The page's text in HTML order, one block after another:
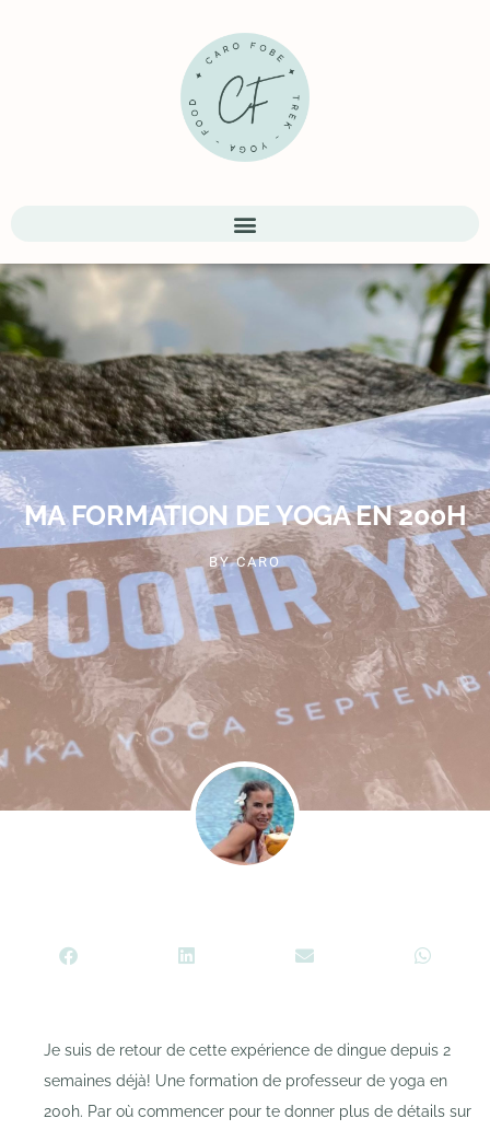
MA FORMATION DE YOGA EN 200H
BYCARO
Je suis de retour de cette expérience de dingue depuis 2
semaines déjà! Une formation de professeur de yoga en
200h. Par où commencer pour te donner plus de détails sur